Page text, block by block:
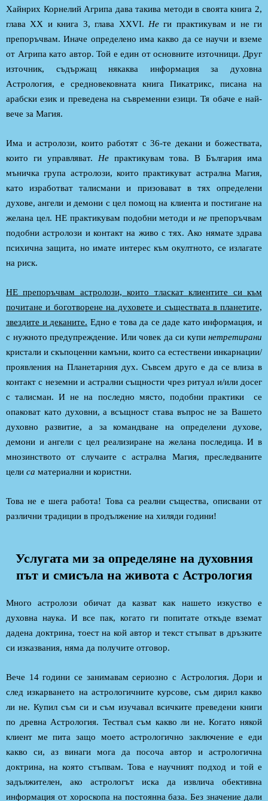
Хайнрих Корнелий Агрипа дава такива методи в своята книга 2,
глава XX и книга 3, глава XXVI. Нeги практикувам и не ги
препоръчвам. Иначе определено има какво да се научи и вземе
от Агрипа като автор. Той е един от основните източници. Друг
източник, съдържащ някаква информация за духовна
Астрология, е средновековната книга Пикатрикс, писана на
арабски език и преведена на съвременни езици. Тя обаче е най-
вече за Магия.
Има и астролози, които работят с 36-те декани и божествата,
които ги управляват. Непрактикувам това. В България има
мъничка група астролози, които практикуват астрална Магия,
като изработват талисмани и призовават в тях определени
духове, ангели и демони с цел помощ на клиента и постигане на
желана цел. НЕ практикувам подобни методи ине препоръчвам
подобни астролози и контакт на живо с тях. Ако нямате здрава
психична защита, но имате интерес към окултното, се излагате
на риск.
НЕ препоръчвам астролози, които тласкат клиентите си към
почитане и боготворене на духовете и съществата в планетите,
звездите и деканите. Едно е това да се даде като информация, и
с нужното предупреждение. Или човек да си купи нетретирани
кристали и скъпоценни камъни, които са естествени инкарнации/
проявления на Планетарния дух. Съвсем друго е да се влиза в
контакт с неземни и астрални същности чрез ритуал и/или досег
с талисман. И не на последно място, подобни практики се
опаковат като духовни, а всъщност става въпрос не за Вашето
духовно развитие, а за командване на определени духове,
демони и ангели с цел реализиране на желана последица. И в
мнозинството от случаите с астрална Магия, преследваните
цели са материални и користни.
Това не е шега работа! Това са реални същества, описвани от
различни традиции в продължение на хиляди години!
Услугата ми за определяне на духовния
път и смисъла на живота с Астрология
Много астролози обичат да казват как нашето изкуство е
духовна наука. И все пак, когато ги попитате откъде вземат
дадена доктрина, тоест на кой автор и текст стъпват в дръзките
си изказвания, няма да получите отговор.
Вече 14 години се занимавам сериозно с Астрология. Дори и
след изкарването на астрологичните курсове, съм дирил какво
ли не. Купил съм си и съм изучавал всичките преведени книги
по древна Астрология. Тествал съм какво ли не. Когато някой
клиент ме пита защо моето астрологично заключение е еди
какво си, аз винаги мога да посоча автор и астрологична
доктрина, на която стъпвам. Това е научният подход и той е
задължителен, ако астрологът иска да извлича обективна
информация от хороскопа на постоянна база. Без значение дали